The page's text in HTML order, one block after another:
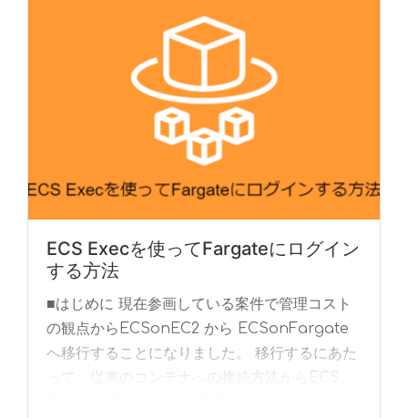
ECS Execを使ってFargateにログイン
する方法
■はじめに 現在参画している案件で管理コスト
の観点からECSonEC2 から ECSonFargate
へ移行することになりました。 移行するにあた
って、従来のコンテナへの接続方法からECS